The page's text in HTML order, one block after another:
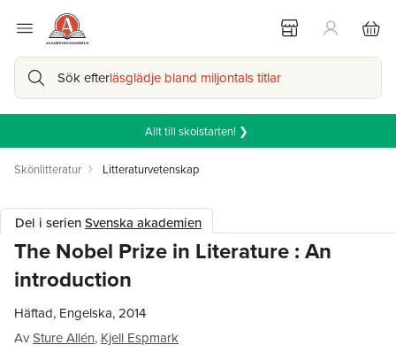
Sök efterläsglädje bland miljontals titlar
Allt till skolstarten! ❯
Skönlitteratur Litteraturvetenskap
Del i serienSvenska akademien
The Nobel Prize in Literature : An
introduction
Häftad, Engelska, 2014
AvSture Allén, Kjell Espmark